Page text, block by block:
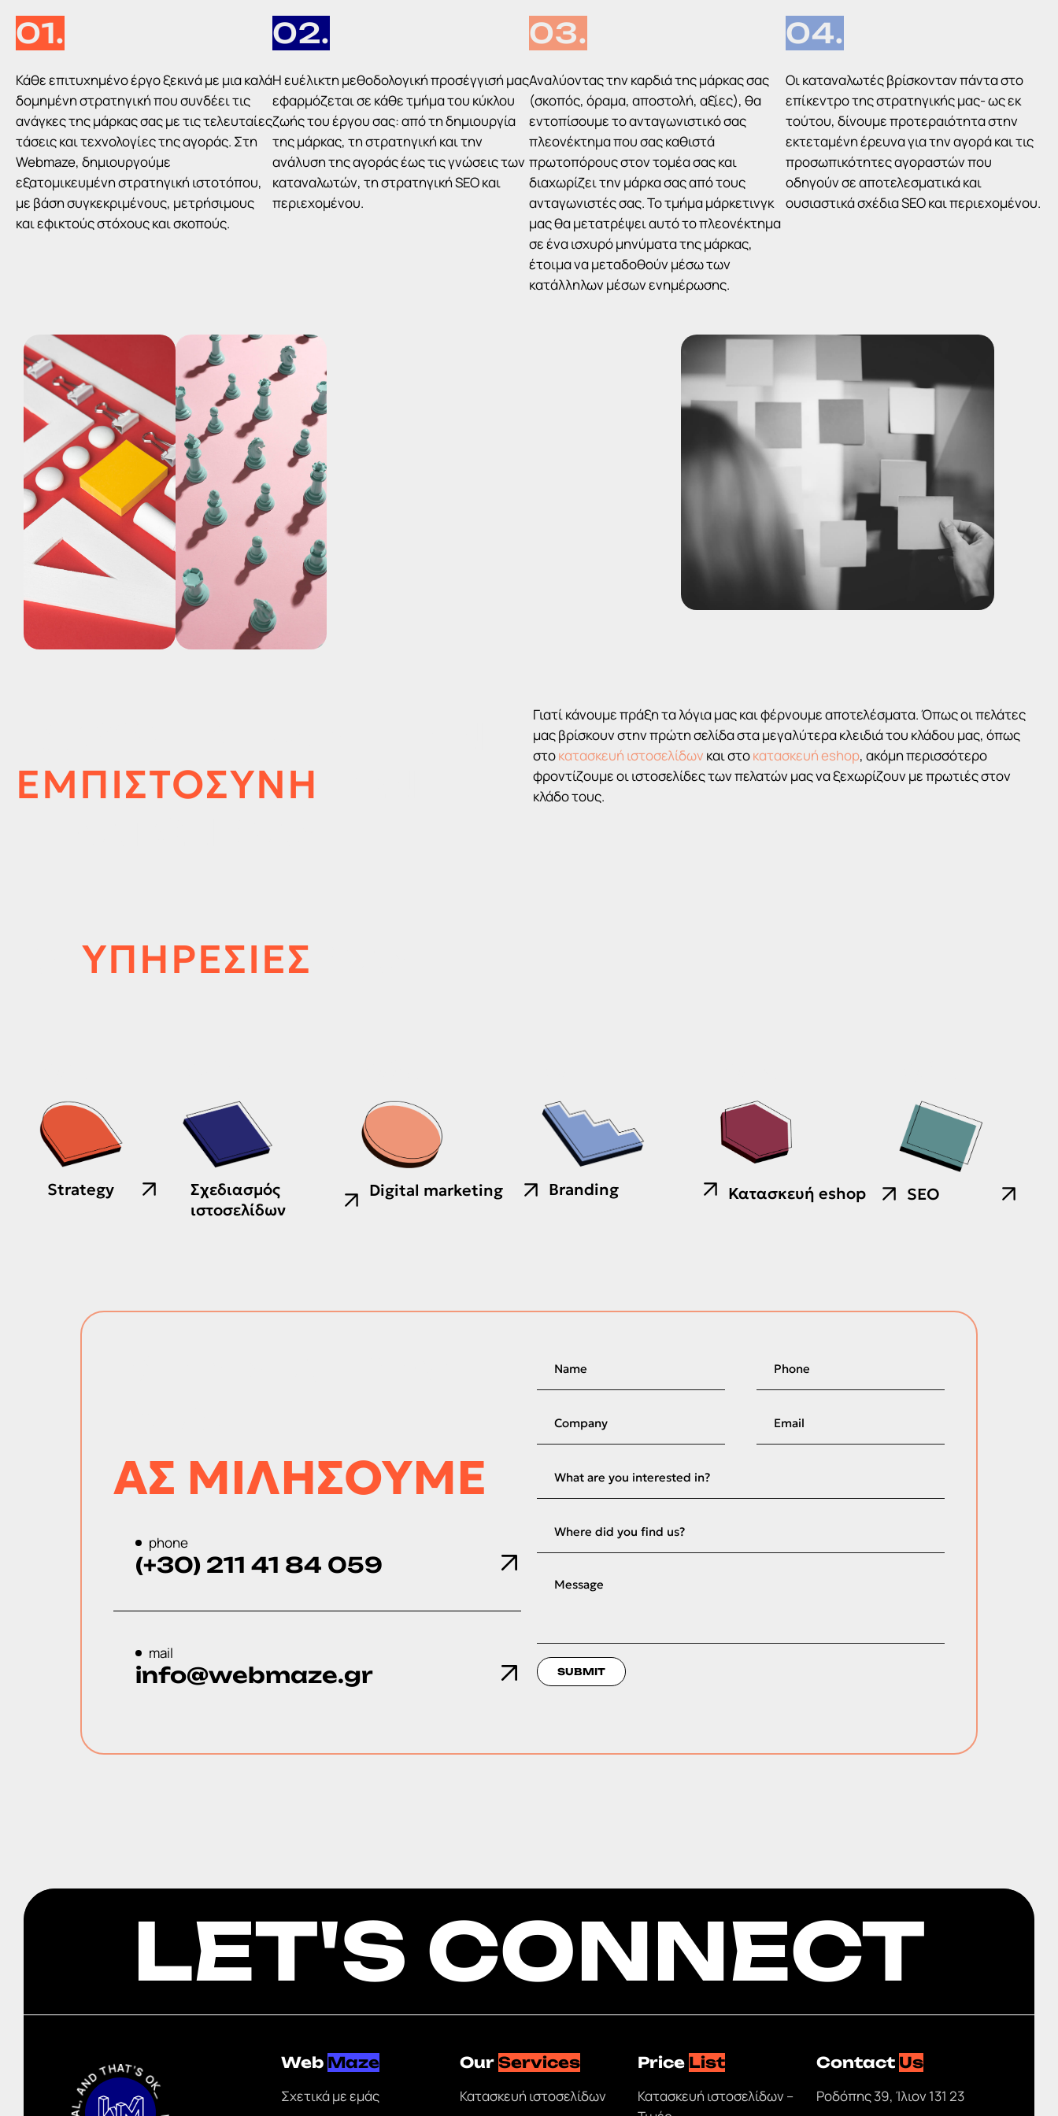
01.
Κάθε επιτυχημένο έργο ξεκινά με μια καλά
δομημένη στρατηγική που συνδέει τις
ανάγκες της μάρκας σας με τις τελευταίες
τάσεις και τεχνολογίες της αγοράς. Στη
Webmaze, δημιουργούμε
εξατομικευμένη στρατηγική ιστοτόπου,
με βάση συγκεκριμένους, μετρήσιμους
και εφικτούς στόχους και σκοπούς.
02.
Η ευέλικτη μεθοδολογική προσέγγισή μας
εφαρμόζεται σε κάθε τμήμα του κύκλου
ζωής του έργου σας: από τη δημιουργία
της μάρκας, τη στρατηγική και την
ανάλυση της αγοράς έως τις γνώσεις των
καταναλωτών, τη στρατηγική SEO και
περιεχομένου.
03.
Αναλύοντας την καρδιά της μάρκας σας
(σκοπός, όραμα, αποστολή, αξίες), θα
εντοπίσουμε το ανταγωνιστικό σας
πλεονέκτημα που σας καθιστά
πρωτοπόρους στον τομέα σας και
διαχωρίζει την μάρκα σας από τους
ανταγωνιστές σας. Το τμήμα μάρκετινγκ
μας θα μετατρέψει αυτό το πλεονέκτημα
σε ένα ισχυρό μηνύματα της μάρκας,
έτοιμα να μεταδοθούν μέσω των
κατάλληλων μέσων ενημέρωσης.
04.
Οι καταναλωτές βρίσκονταν πάντα στο
επίκεντρο της στρατηγικής μας- ως εκ
τούτου, δίνουμε προτεραιότητα στην
εκτεταμένη έρευνα για την αγορά και τις
προσωπικότητες αγοραστών που
οδηγούν σε αποτελεσματικά και
ουσιαστικά σχέδια SEO και περιεχομένου.
ΕΜΠΙΣΤΟΣΥΝΗ
Γιατί κάνουμε πράξη τα λόγια μας και φέρνουμε αποτελέσματα. Όπως οι πελάτες
μας βρίσκουν στην πρώτη σελίδα στα μεγαλύτερα κλειδιά του κλάδου μας, όπως
στοκατασκευή ιστοσελίδων και στοκατασκευή eshop, ακόμη περισσότερο
φροντίζουμε οι ιστοσελίδες των πελατών μας να ξεχωρίζουν με πρωτιές στον
κλάδο τους.
ΥΠΗΡΕΣΙΕΣ
Strategy
Σχεδιασμός
ιστοσελίδων
Digital marketing Branding Κατασκευή eshop SEO
ΑΣ ΜΙΛΗΣΟΥΜΕ
phone
(+30) 211 41 84 059
mail
info@webmaze.gr SUBMIT
LET'S CONNECT
Web Maze
Σχετικά με εμάς
Our Services
Κατασκευή ιστοσελίδων
Price List
Κατασκευή ιστοσελίδων –
Contact Us
Ροδόπης 39, Ίλιον 131 23